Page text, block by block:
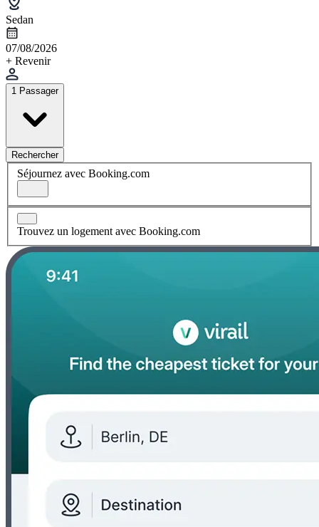
Sedan
07/08/2026
+ Revenir
1 Passager
Rechercher
Séjournez avec Booking.com
Trouvez un logement avec Booking.com